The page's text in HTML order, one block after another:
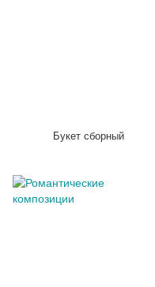
Букет сборный